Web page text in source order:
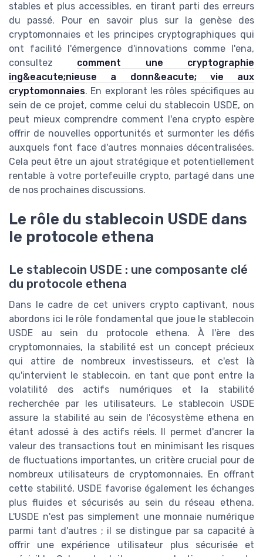
stables et plus accessibles, en tirant parti des erreurs
du passé. Pour en savoir plus sur la genèse des
cryptomonnaies et les principes cryptographiques qui
ont facilité l'émergence d'innovations comme l'ena,
consultez comment une cryptographie
ing&eacute;nieuse a donn&eacute; vie aux
cryptomonnaies. En explorant les rôles spécifiques au
sein de ce projet, comme celui du stablecoin USDE, on
peut mieux comprendre comment l'ena crypto espère
offrir de nouvelles opportunités et surmonter les défis
auxquels font face d'autres monnaies décentralisées.
Cela peut être un ajout stratégique et potentiellement
rentable à votre portefeuille crypto, partagé dans une
de nos prochaines discussions.
Le rôle du stablecoin USDE dans
le protocole ethena
Le stablecoin USDE : une composante clé
du protocole ethena
Dans le cadre de cet univers crypto captivant, nous
abordons ici le rôle fondamental que joue le stablecoin
USDE au sein du protocole ethena. À l'ère des
cryptomonnaies, la stabilité est un concept précieux
qui attire de nombreux investisseurs, et c'est là
qu'intervient le stablecoin, en tant que pont entre la
volatilité des actifs numériques et la stabilité
recherchée par les utilisateurs. Le stablecoin USDE
assure la stabilité au sein de l'écosystème ethena en
étant adossé à des actifs réels. Il permet d'ancrer la
valeur des transactions tout en minimisant les risques
de fluctuations importantes, un critère crucial pour de
nombreux utilisateurs de cryptomonnaies. En offrant
cette stabilité, USDE favorise également les échanges
plus fluides et sécurisés au sein du réseau ethena.
L'USDE n'est pas simplement une monnaie numérique
parmi tant d'autres ; il se distingue par sa capacité à
offrir une expérience utilisateur plus sécurisée et